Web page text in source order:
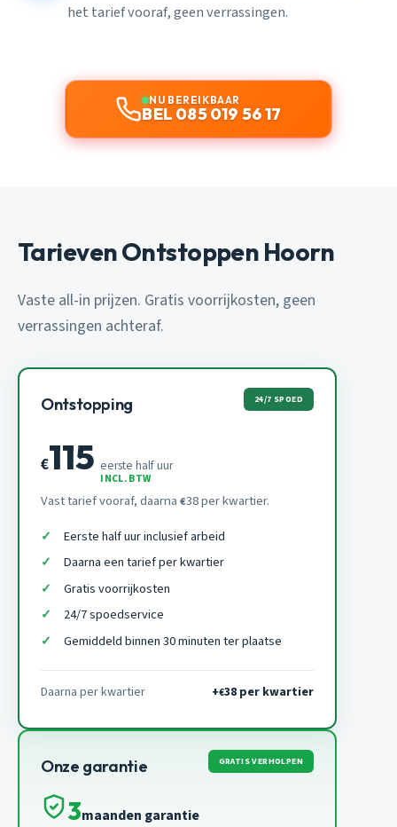
het tarief vooraf, geen verrassingen.
NU BEREIKBAAR
BEL 085 019 56 17
Tarieven Ontstoppen Hoorn
Vaste all-in prijzen. Gratis voorrijkosten, geen
verrassingen achteraf.
Ontstopping 24/7 SPOED
€115 eerste half uur
INCL. BTW
Vast tarief vooraf, daarna €38 per kwartier.
Eerste half uur inclusief arbeid
Daarna een tarief per kwartier
Gratis voorrijkosten
24/7 spoedservice
Gemiddeld binnen 30 minuten ter plaatse
Daarna per kwartier +€38 per kwartier
Onze garantie GRATIS VERHOLPEN
3maanden garantie